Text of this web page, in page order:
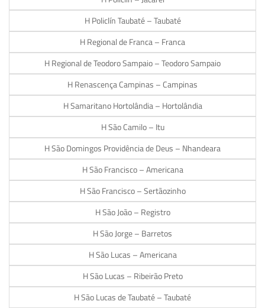
H Policlín Taubaté – Taubaté
H Regional de Franca – Franca
H Regional de Teodoro Sampaio – Teodoro Sampaio
H Renascença Campinas – Campinas
H Samaritano Hortolândia – Hortolândia
H São Camilo – Itu
H São Domingos Providência de Deus – Nhandeara
H São Francisco – Americana
H São Francisco – Sertãozinho
H São João – Registro
H São Jorge – Barretos
H São Lucas – Americana
H São Lucas – Ribeirão Preto
H São Lucas de Taubaté – Taubaté